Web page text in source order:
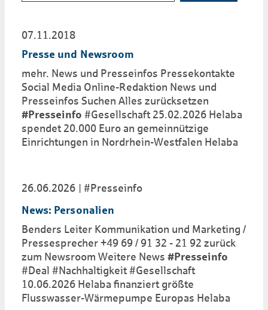
07.11.2018
Presse und Newsroom
mehr. News und Presseinfos Pressekontakte
Social Media Online-Redaktion News und
Presseinfos Suchen Alles zurücksetzen
#Presseinfo #Gesellschaft 25.02.2026 Helaba
spendet 20.000 Euro an gemeinnützige
Einrichtungen in Nordrhein-Westfalen Helaba
26.06.2026
#Presseinfo
News: Personalien
Benders Leiter Kommunikation und Marketing /
Pressesprecher +49 69 / 91 32 - 21 92 zurück
zum Newsroom Weitere News #Presseinfo
#Deal #Nachhaltigkeit #Gesellschaft
10.06.2026 Helaba finanziert größte
Flusswasser-Wärmepumpe Europas Helaba